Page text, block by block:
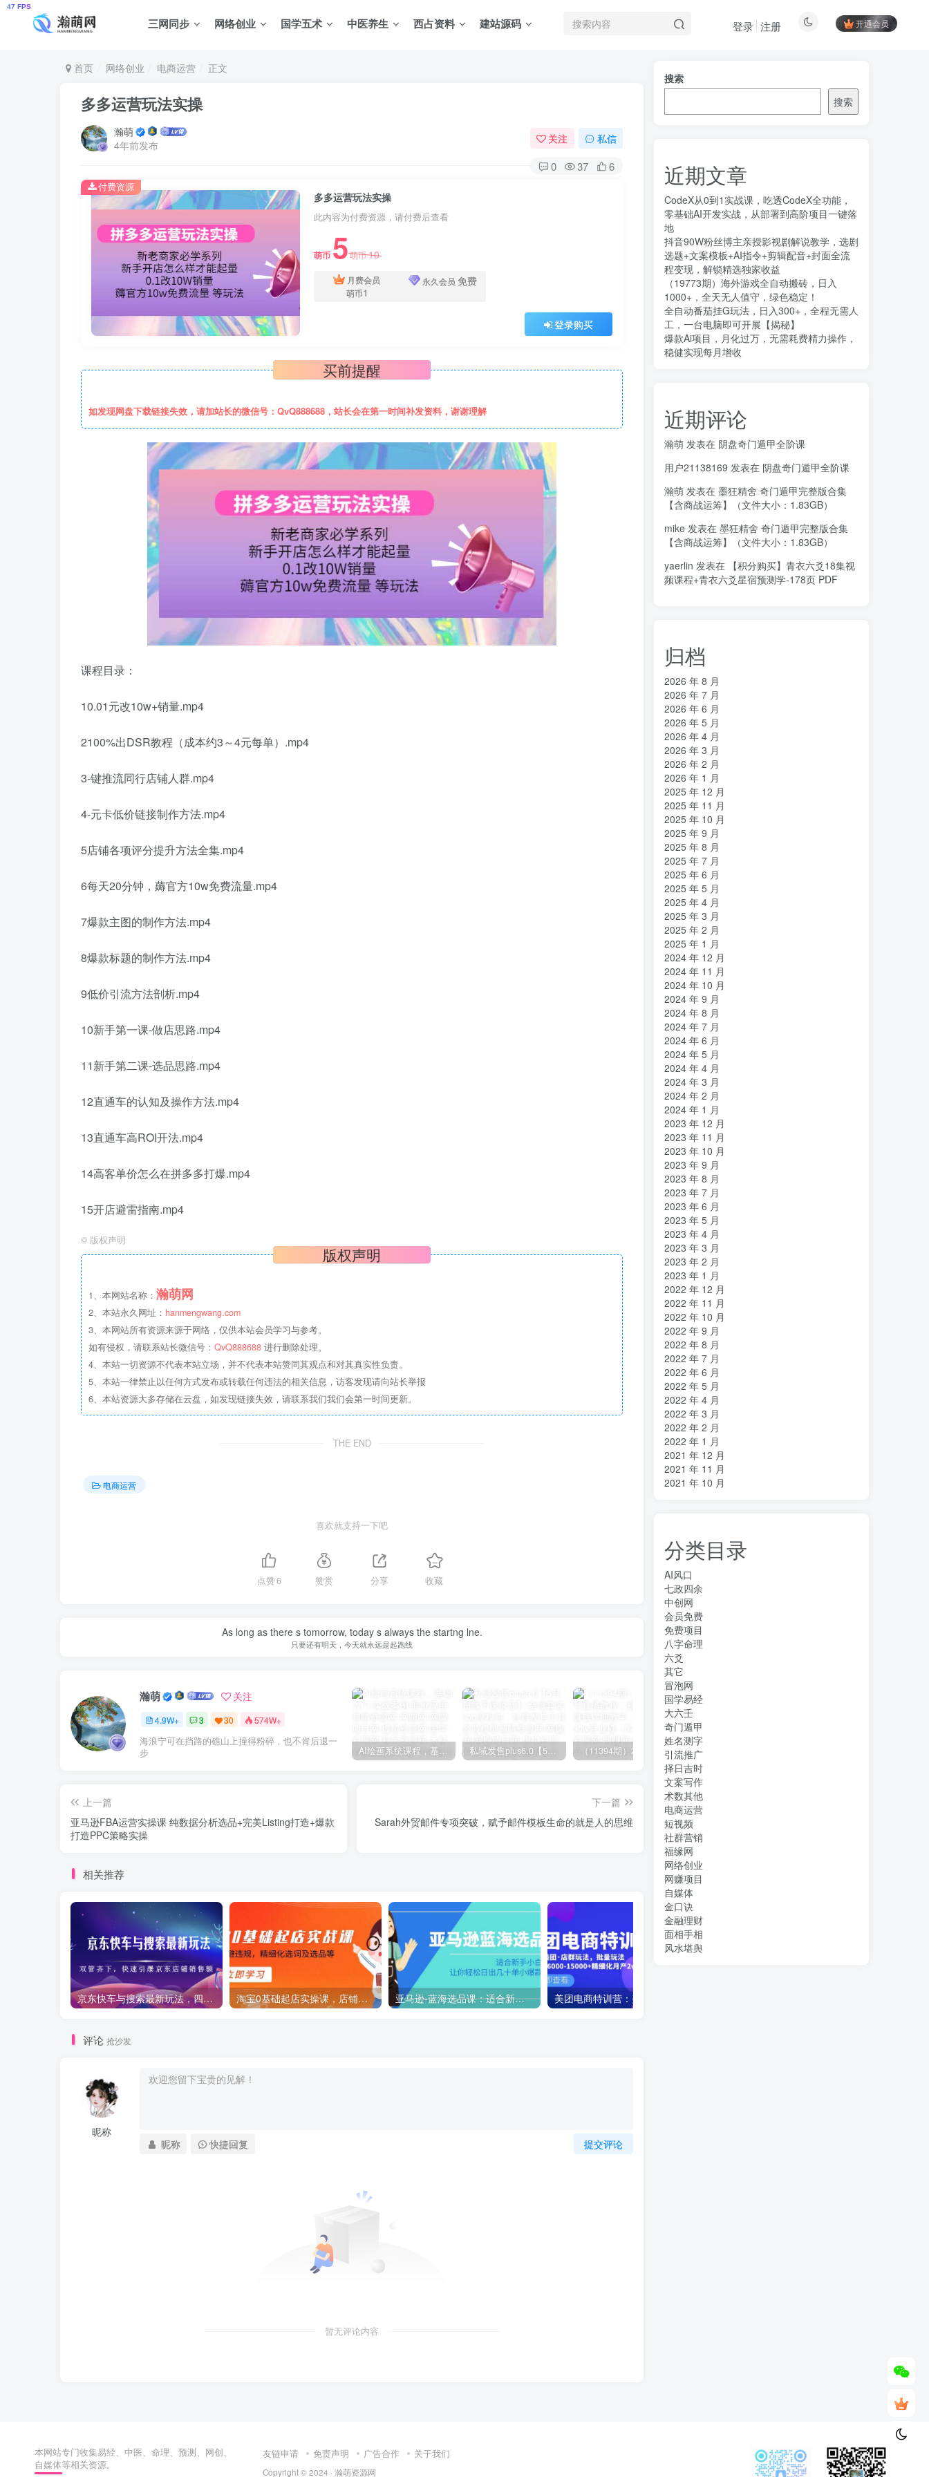
三网同步 网络创业 国学五术 中医养生 西占资料 建站源码 开通会员
登录 注册
首页 网络创业 电商运营 正文
多多运营玩法实操
瀚萌
4年前发布
关注 私信
0 37 6
多多运营玩法实操
此内容为付费资源，请付费后查看
萌币 5萌币10
月费会员
萌币1
永久会员 免费
登录购买
付费资源
买前提醒
如发现网盘下载链接失效，请加站长的微信号：QvQ888688，站长会在第一时间补发资料，谢谢理解
课程目录：
10.01元改10w+销量.mp4
2100%出DSR教程（成本约3～4元每单）.mp4
3-键推流同行店铺人群.mp4
4-元卡低价链接制作方法.mp4
5店铺各项评分提升方法全集.mp4
6每天20分钟，薅官方10w免费流量.mp4
7爆款主图的制作方法.mp4
8爆款标题的制作方法.mp4
9低价引流方法剖析.mp4
10新手第一课-做店思路.mp4
11新手第二课-选品思路.mp4
12直通车的认知及操作方法.mp4
13直通车高ROI开法.mp4
14高客单价怎么在拼多多打爆.mp4
15开店避雷指南.mp4
© 版权声明
版权声明
1、本网站名称： 瀚萌网
2、本站永久网址： hanmengwang.com
3、本网站所有资源来源于网络，仅供本站会员学习与参考。
如有侵权，请联系站长微信号： QvQ888688 进行删除处理。
4、本站一切资源不代表本站立场，并不代表本站赞同其观点和对其真实性负责。
5、本站一律禁止以任何方式发布或转载任何违法的相关信息，访客发现请向站长举报
6、本站资源大多存储在云盘，如发现链接失效，请联系我们我们会第一时间更新。
THE END
电商运营
喜欢就支持一下吧
点赞6 赞赏 分享 收藏
As long as there s tomorrow, today s always the startng lne.
只要还有明天，今天就永远是起跑线
瀚萌 关注
4.9W+ 3 30 574W+
海浪宁可在挡路的礁山上撞得粉碎，也不肯后退一
步
私域发售plus6.0【5月份线下课录音】/全域套装sop流程包，社群发售工具套装模型 （11394期）2024视频号直播教程：视频号如何赚钱详细教学，一场直播30w营业额（37节）
上一篇
亚马逊FBA运营实操课 纯数据分析选品+完美Listing打造+爆款
打造PPC策略实操
下一篇
Sarah外贸邮件专项突破，赋予邮件模板生命的就是人的思维
相关推荐
京东快车与搜索最新玩法，四个维度抢占红利，引爆京东平台 淘宝0基础起店实操课，店铺规避违规，精细化选词及选品等 亚马逊-蓝海选品课：适合新手小白卖家，让你轻松日出几十单小爆款产品
评论 抢沙发
昵称
提交评论
昵称 快捷回复
暂无评论内容
搜索
搜索
近期文章
CodeX从0到1实战课，吃透CodeX全功能，
零基础AI开发实战，从部署到高阶项目一键落
地
抖音90W粉丝博主亲授影视剧解说教学，选剧
选题+文案模板+AI指令+剪辑配音+封面全流
程变现，解锁精选独家收益
（19773期）海外游戏全自动搬砖，日入
1000+，全天无人值守，绿色稳定！
全自动番茄挂G玩法，日入300+，全程无需人
工，一台电脑即可开展【揭秘】
爆款Ai项目，月化过万，无需耗费精力操作，
稳健实现每月增收
近期评论
瀚萌 发表在 阴盘奇门遁甲全阶课
用户21138169 发表在 阴盘奇门遁甲全阶课
瀚萌 发表在 墨狂精舍 奇门遁甲完整版合集
【含商战运筹】（文件大小：1.83GB）
mike 发表在 墨狂精舍 奇门遁甲完整版合集
【含商战运筹】（文件大小：1.83GB）
yaerlin 发表在 【积分购买】青衣六爻18集视
频课程+青衣六爻星宿预测学-178页 PDF
归档
2026 年 8 月
2026 年 7 月
2026 年 6 月
2026 年 5 月
2026 年 4 月
2026 年 3 月
2026 年 2 月
2026 年 1 月
2025 年 12 月
2025 年 11 月
2025 年 10 月
2025 年 9 月
2025 年 8 月
2025 年 7 月
2025 年 6 月
2025 年 5 月
2025 年 4 月
2025 年 3 月
2025 年 2 月
2025 年 1 月
2024 年 12 月
2024 年 11 月
2024 年 10 月
2024 年 9 月
2024 年 8 月
2024 年 7 月
2024 年 6 月
2024 年 5 月
2024 年 4 月
2024 年 3 月
2024 年 2 月
2024 年 1 月
2023 年 12 月
2023 年 11 月
2023 年 10 月
2023 年 9 月
2023 年 8 月
2023 年 7 月
2023 年 6 月
2023 年 5 月
2023 年 4 月
2023 年 3 月
2023 年 2 月
2023 年 1 月
2022 年 12 月
2022 年 11 月
2022 年 10 月
2022 年 9 月
2022 年 8 月
2022 年 7 月
2022 年 6 月
2022 年 5 月
2022 年 4 月
2022 年 3 月
2022 年 2 月
2022 年 1 月
2021 年 12 月
2021 年 11 月
2021 年 10 月
分类目录
AI风口
七政四余
中创网
会员免费
免费项目
八字命理
六爻
其它
冒泡网
国学易经
大六壬
奇门遁甲
姓名测字
引流推广
择日吉时
文案写作
术数其他
电商运营
短视频
社群营销
福缘网
网络创业
网赚项目
自媒体
金口诀
金融理财
面相手相
风水堪舆
本网站专门收集易经、中医、命理、预测、网创、
自媒体等相关资源。
友链申请 免责声明 广告合作 关于我们
Copyright © 2024 · 瀚萌资源网